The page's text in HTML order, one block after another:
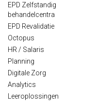
EPD Zelfstandig
behandelcentra
EPD Revalidatie
Octopus
HR / Salaris
Planning
Digitale Zorg
Analytics
Leeroplossingen